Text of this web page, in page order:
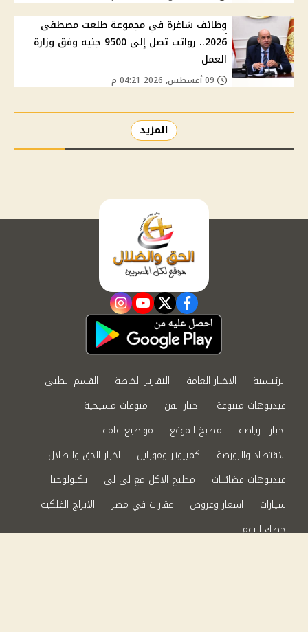
وظائف شاغرة في مجموعة طلعت مصطفى
2026.. رواتب تصل إلى 9500 جنيه وفق وزارة
العمل
المزيد
facebook
twitter
youtube
instagram
الرئيسية الاخبار العامة التقارير الخاصة
القسم الطبي
فيديوهات متنوعة
اخبار الفن
منوعات مسيحية
اخبار الرياضة
مطبخ الموقع
مواضيع عامة
الاقتصاد والبورصة
كمبيوتر وموبايل
اخبار الحق والضلال
فيديوهات فضائيات
مطبخ الاكل مع لى لى
تكنولوجيا
سيارات
اسعار وعروض عقارات في مصر
الابراج الفلكية
حظك اليوم